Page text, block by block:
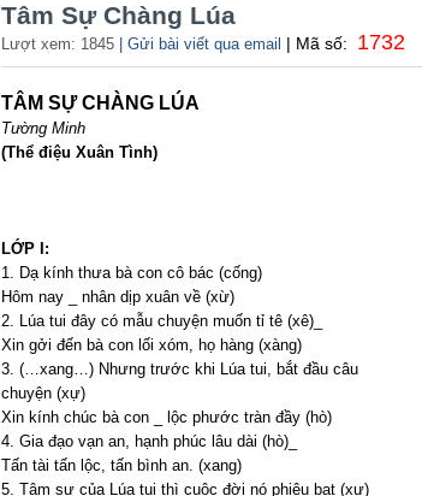
Tâm Sự Chàng Lúa
Lượt xem: 1845 | Gửi bài viết qua email | Mã số: 1732
TÂM SỰ CHÀNG LÚA
Tường Minh
(Thể điệu Xuân Tình)
LỚP I:
1. Dạ kính thưa bà con cô bác (cống)
Hôm nay _ nhân dịp xuân về (xừ)
2. Lúa tui đây có mẫu chuyện muốn tỉ tê (xê)_
Xin gởi đến bà con lối xóm, họ hàng (xàng)
3. (…xang…) Nhưng trước khi Lúa tui, bắt đầu câu
chuyện (xự)
Xin kính chúc bà con _ lộc phước tràn đầy (hò)
4. Gia đạo vạn an, hạnh phúc lâu dài (hò)_
Tấn tài tấn lộc, tấn bình an. (xang)
5. Tâm sự của Lúa tui thì cuộc đời nó phiêu bạt (xự)